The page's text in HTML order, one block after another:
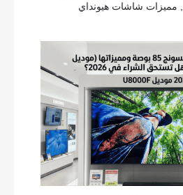
, مميزات شاشات هيونداي